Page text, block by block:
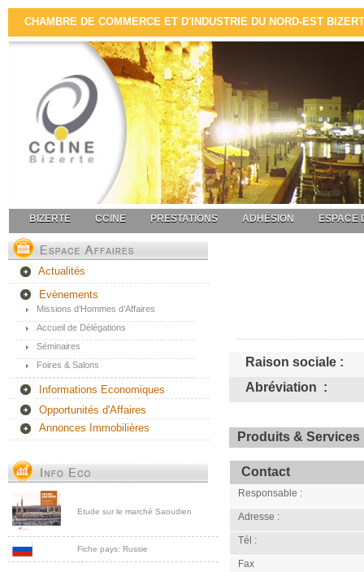
CHAMBRE DE COMMERCE ET D'INDUSTRIE DU NORD-EST
BIZERTE CCINE PRESTATIONS ADHÉSION ESPACE
Actualités
Evènements
Missions d’Hommes d’Affaires
Accueil de Délégations
Séminaires
Foires & Salons
Informations Economiques
Opportunités d'Affaires
Annonces Immobilières
Etude sur le marché Saoudien
Fiche pays: Russie
Raison sociale :
Abréviation :
Produits & Services
Contact
Responsable :
Adresse :
Tél :
Fax